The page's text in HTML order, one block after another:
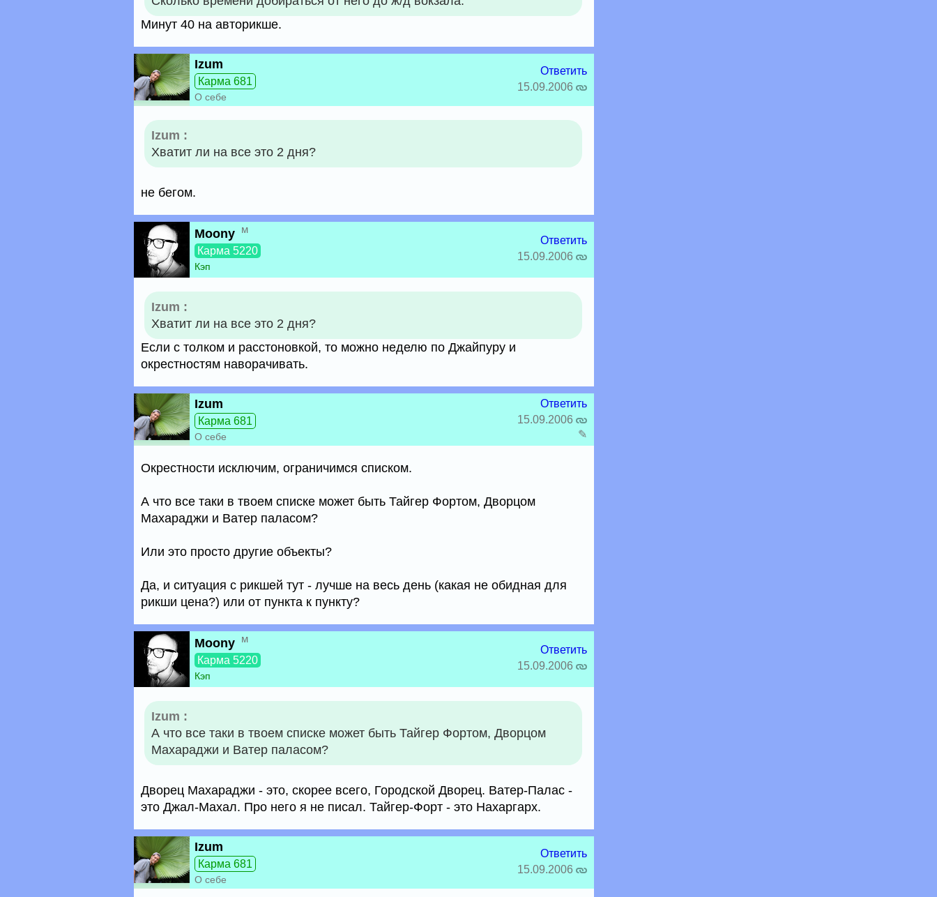
Минут 40 на авторикше.
Izum
Карма 681
О себе
Ответить
15.09.2006
Izum :
Хватит ли на все это 2 дня?
не бегом.
Moony м
Карма 5220
Кэп
Ответить
15.09.2006
Izum :
Хватит ли на все это 2 дня?
Если с толком и расстоновкой, то можно неделю по Джайпуру и
окрестностям наворачивать.
Izum
Карма 681
О себе
Ответить
15.09.2006
✎
Окрестности исключим, ограничимся списком.
А что все таки в твоем списке может быть Тайгер Фортом, Дворцом
Махараджи и Ватер паласом?
Или это просто другие объекты?
Да, и ситуация с рикшей тут - лучше на весь день (какая не обидная для
рикши цена?) или от пункта к пункту?
Moony м
Карма 5220
Кэп
Ответить
15.09.2006
Izum :
А что все таки в твоем списке может быть Тайгер Фортом, Дворцом
Махараджи и Ватер паласом?
Дворец Махараджи - это, скорее всего, Городской Дворец. Ватер-Палас -
это Джал-Махал. Про него я не писал. Тайгер-Форт - это Нахаргарх.
Izum
Карма 681
О себе
Ответить
15.09.2006